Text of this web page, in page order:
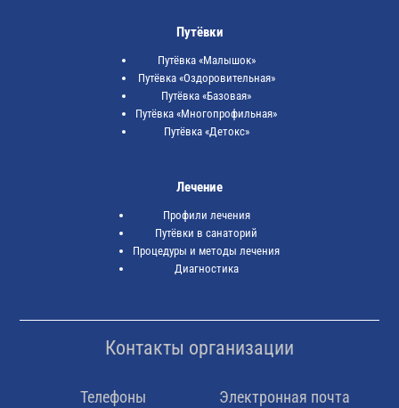
Путёвки
Путёвка «Малышок»
Путёвка «Оздоровительная»
Путёвка «Базовая»
Путёвка «Многопрофильная»
Путёвка «Детокс»
Лечение
Профили лечения
Путёвки в санаторий
Процедуры и методы лечения
Диагностика
Контакты организации
Телефоны Электронная почта